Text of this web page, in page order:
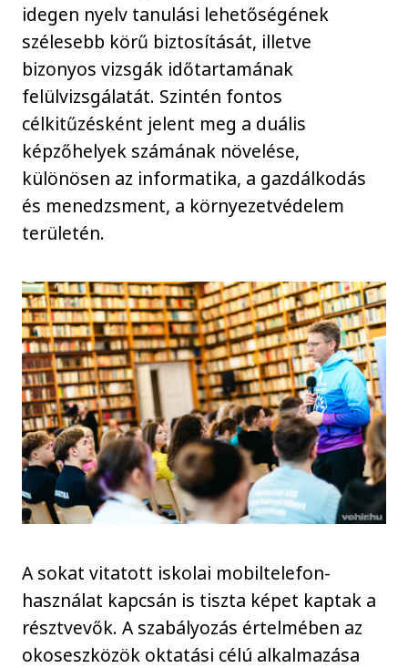
idegen nyelv tanulási lehetőségének
szélesebb körű biztosítását, illetve
bizonyos vizsgák időtartamának
felülvizsgálatát. Szintén fontos
célkitűzésként jelent meg a duális
képzőhelyek számának növelése,
különösen az informatika, a gazdálkodás
és menedzsment, a környezetvédelem
területén.
A sokat vitatott iskolai mobiltelefon-
használat kapcsán is tiszta képet kaptak a
résztvevők. A szabályozás értelmében az
okoseszközök oktatási célú alkalmazása